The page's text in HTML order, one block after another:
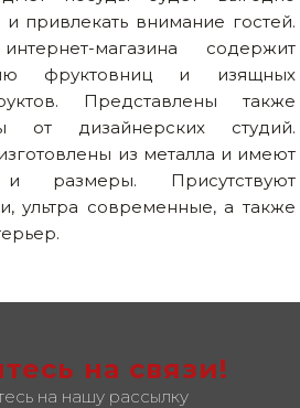
привлекать внимание гостей.
магазина содержит
фруктовниц и изящных
Представлены также
от дизайнерских студий.
из металла и имеют
Присутствуют
ультра современные, а также
на связи!
на нашу рассылку